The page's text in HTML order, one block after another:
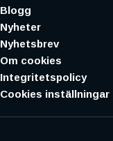
Blogg
Nyheter
Nyhetsbrev
Om cookies
Integritetspolicy
Cookies inställningar